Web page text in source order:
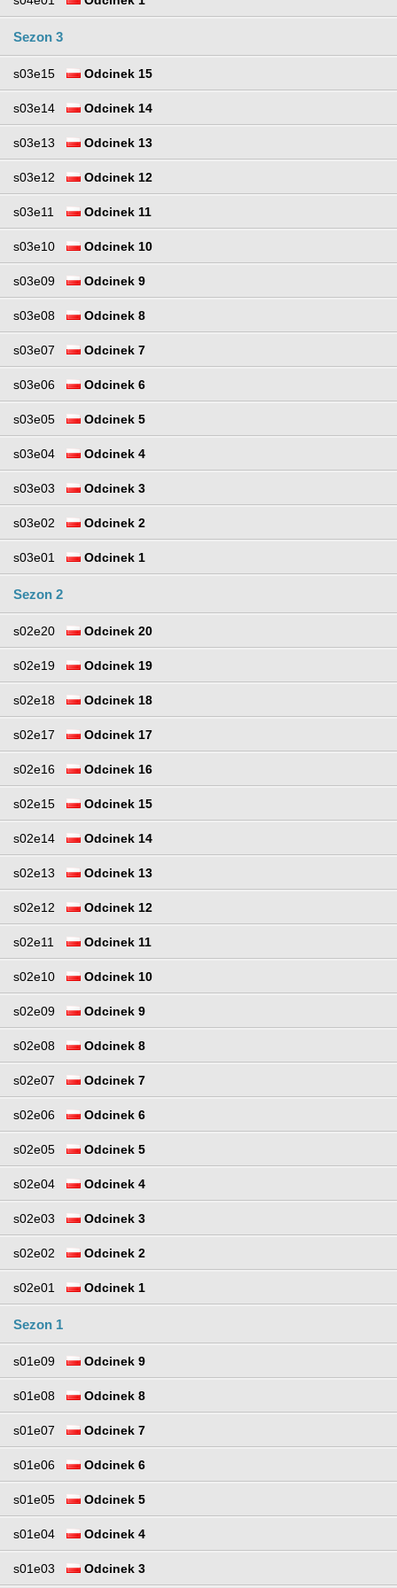
Sezon 3
s03e15 Odcinek 15
s03e14 Odcinek 14
s03e13 Odcinek 13
s03e12 Odcinek 12
s03e11 Odcinek 11
s03e10 Odcinek 10
s03e09 Odcinek 9
s03e08 Odcinek 8
s03e07 Odcinek 7
s03e06 Odcinek 6
s03e05 Odcinek 5
s03e04 Odcinek 4
s03e03 Odcinek 3
s03e02 Odcinek 2
s03e01 Odcinek 1
Sezon 2
s02e20 Odcinek 20
s02e19 Odcinek 19
s02e18 Odcinek 18
s02e17 Odcinek 17
s02e16 Odcinek 16
s02e15 Odcinek 15
s02e14 Odcinek 14
s02e13 Odcinek 13
s02e12 Odcinek 12
s02e11 Odcinek 11
s02e10 Odcinek 10
s02e09 Odcinek 9
s02e08 Odcinek 8
s02e07 Odcinek 7
s02e06 Odcinek 6
s02e05 Odcinek 5
s02e04 Odcinek 4
s02e03 Odcinek 3
s02e02 Odcinek 2
s02e01 Odcinek 1
Sezon 1
s01e09 Odcinek 9
s01e08 Odcinek 8
s01e07 Odcinek 7
s01e06 Odcinek 6
s01e05 Odcinek 5
s01e04 Odcinek 4
s01e03 Odcinek 3